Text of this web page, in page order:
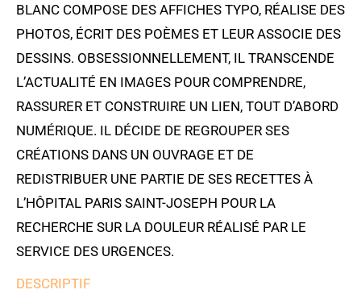
BLANC COMPOSE DES AFFICHES TYPO, RÉALISE DES
PHOTOS, ÉCRIT DES POÈMES ET LEUR ASSOCIE DES
DESSINS. OBSESSIONNELLEMENT, IL TRANSCENDE
L’ACTUALITÉ EN IMAGES POUR COMPRENDRE,
RASSURER ET CONSTRUIRE UN LIEN, TOUT D’ABORD
NUMÉRIQUE. IL DÉCIDE DE REGROUPER SES
CRÉATIONS DANS UN OUVRAGE ET DE
REDISTRIBUER UNE PARTIE DE SES RECETTES À
L’HÔPITAL PARIS SAINT-JOSEPH POUR LA
RECHERCHE SUR LA DOULEUR RÉALISÉ PAR LE
SERVICE DES URGENCES.
DESCRIPTIF